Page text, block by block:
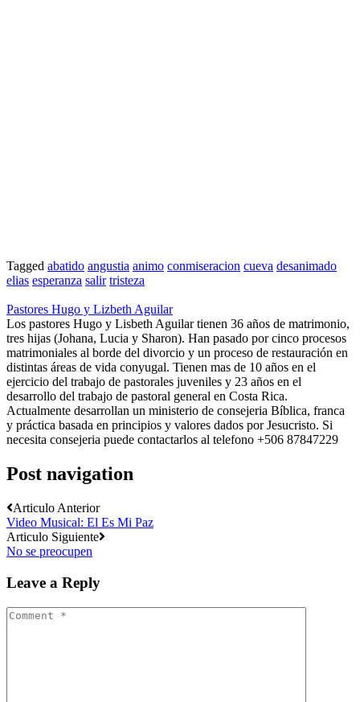
Tagged abatido angustia animo conmiseracion cueva desanimado
elias esperanza salir tristeza
Pastores Hugo y Lizbeth Aguilar
Los pastores Hugo y Lisbeth Aguilar tienen 36 años de matrimonio,
tres hijas (Johana, Lucia y Sharon). Han pasado por cinco procesos
matrimoniales al borde del divorcio y un proceso de restauración en
distintas áreas de vida conyugal. Tienen mas de 10 años en el
ejercicio del trabajo de pastorales juveniles y 23 años en el
desarrollo del trabajo de pastoral general en Costa Rica.
Actualmente desarrollan un ministerio de consejeria Bíblica, franca
y práctica basada en principios y valores dados por Jesucristo. Si
necesita consejeria puede contactarlos al telefono +506 87847229
Post navigation
Articulo Anterior
Video Musical: El Es Mi Paz
Articulo Siguiente
No se preocupen
Leave a Reply